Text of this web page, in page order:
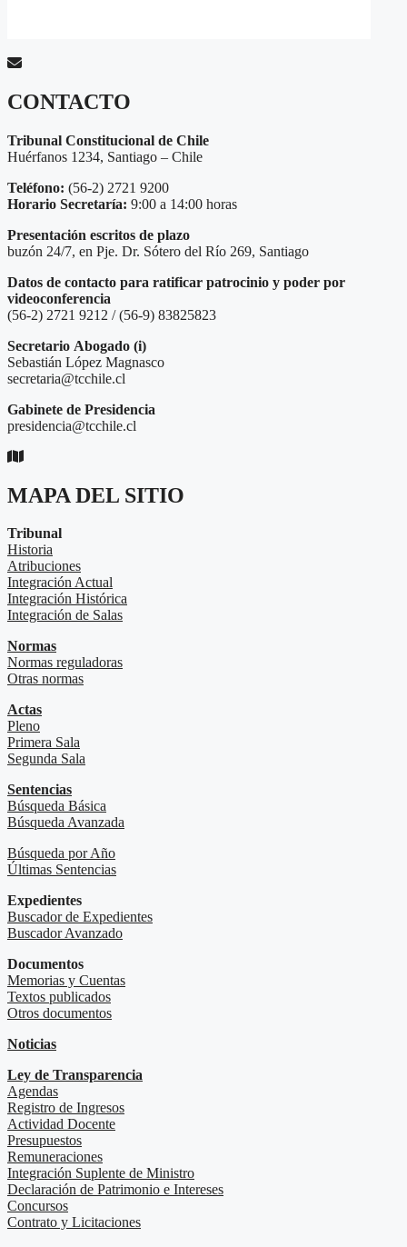
CONTACTO
Tribunal Constitucional de Chile
Huérfanos 1234, Santiago – Chile
Teléfono: (56-2) 2721 9200
Horario Secretaría: 9:00 a 14:00 horas
Presentación escritos de plazo
buzón 24/7, en Pje. Dr. Sótero del Río 269, Santiago
Datos de contacto para ratificar patrocinio y poder por
videoconferencia
(56-2) 2721 9212 / (56-9) 83825823
Secretario Abogado (i)
Sebastián López Magnasco
secretaria@tcchile.cl
Gabinete de Presidencia
presidencia@tcchile.cl
MAPA DEL SITIO
Tribunal
Historia
Atribuciones
Integración Actual
Integración Histórica
Integración de Salas
Normas
Normas reguladoras
Otras normas
Actas
Pleno
Primera Sala
Segunda Sala
Sentencias
Búsqueda Básica
Búsqueda Avanzada
Búsqueda por Año
Últimas Sentencias
Expedientes
Buscador de Expedientes
Buscador Avanzado
Documentos
Memorias y Cuentas
Textos publicados
Otros documentos
Noticias
Ley de Transparencia
Agendas
Registro de Ingresos
Actividad Docente
Presupuestos
Remuneraciones
Integración Suplente de Ministro
Declaración de Patrimonio e Intereses
Concursos
Contrato y Licitaciones